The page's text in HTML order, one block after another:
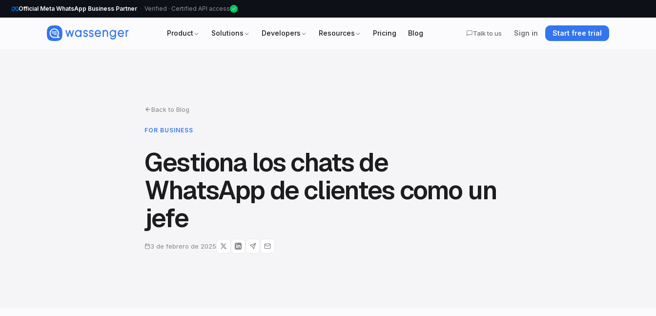
Official Meta WhatsApp Business Partner Verified · Certified API access
Product Solutions Developers Resources Pricing Blog Talk to us Sign in Start free trial
Back to Blog
FOR BUSINESS
Gestiona los chats de
WhatsApp de clientes como un
jefe
3 de febrero de 2025